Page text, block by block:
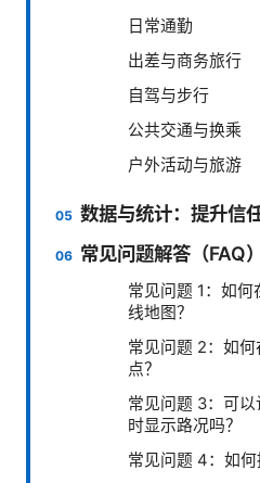
日常通勤
出差与商务旅行
自驾与步行
公共交通与换乘
户外活动与旅游
数据与统计：提升信
常见问题解答（FAQ）
常见问题 1：如
线地图？
常见问题 2：如
点？
常见问题 3：可
时显示路况吗？
常见问题 4：如何